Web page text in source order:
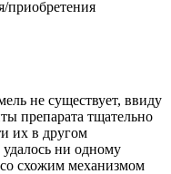
приобретения
не существует, ввиду
препарата тщательно
их в другом
удалось ни одному
схожим механизмом